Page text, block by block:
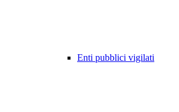
Enti pubblici vigilati